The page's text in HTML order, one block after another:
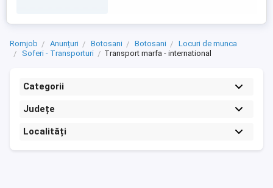
Romjob Anunțuri Botosani Botosani
Locuri de munca
Soferi - Transporturi
Transport marfa - international
Categorii
Județe
Localități